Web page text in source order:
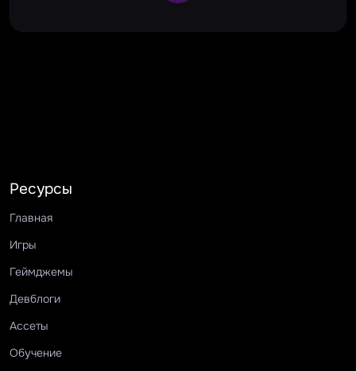
Ресурсы
Главная
Игры
Геймджемы
Девблоги
Ассеты
Обучение